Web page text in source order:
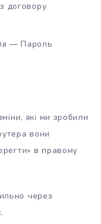
договору
— Пароль
які ми зробили
вони
в правому
через